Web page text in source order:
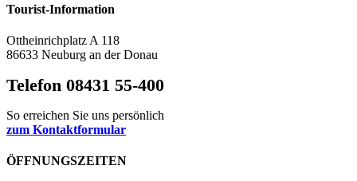
Tourist-Information
Ottheinrichplatz A 118
86633 Neuburg an der Donau
Telefon 08431 55-400
So erreichen Sie uns persönlich
zum Kontaktformular
ÖFFNUNGSZEITEN